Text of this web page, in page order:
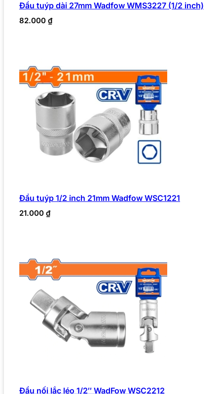
Đầu tuýp dài 27mm Wadfow WMS3227 (1/2 inch)
82.000 ₫
Đầu tuýp 1/2 inch 21mm Wadfow WSC1221
21.000 ₫
Đầu nối lắc léo 1/2″ WadFow WSC2212